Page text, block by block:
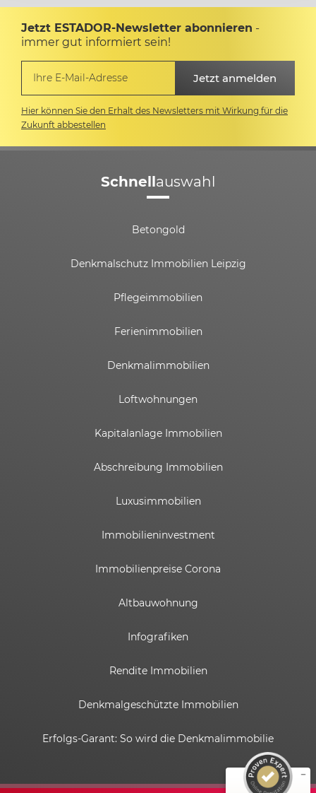
Jetzt ESTADOR-Newsletter abonnieren -
immer gut informiert sein!
Hier können Sie den Erhalt des Newsletters mit Wirkung für die
Zukunft abbestellen
Schnellauswahl
Betongold
Denkmalschutz Immobilien Leipzig
Pflegeimmobilien
Ferienimmobilien
Denkmalimmobilien
Loftwohnungen
Kapitalanlage Immobilien
Abschreibung Immobilien
Luxusimmobilien
Immobilieninvestment
Immobilienpreise Corona
Altbauwohnung
Infografiken
Rendite Immobilien
Denkmalgeschützte Immobilien
Erfolgs-Garant: So wird die Denkmalimmobilie
Empfehlungen auf
ProvenExpert.com
6
58